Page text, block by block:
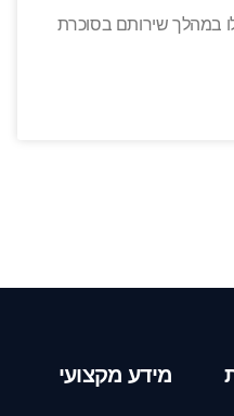
במהלך שירותם בסוכרת
מידע מקצועי